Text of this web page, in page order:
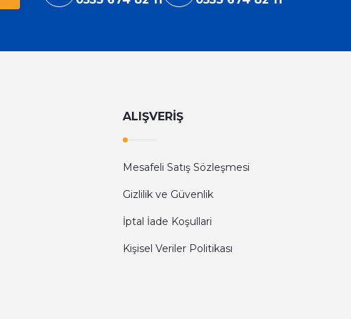
ALIŞVERİŞ
Mesafeli Satış Sözleşmesi
Gizlilik ve Güvenlik
İptal İade Koşullari
Kişisel Veriler Politikası